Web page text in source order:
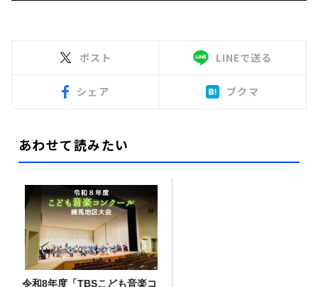
ポスト LINEで送る
シェア ブクマ
あわせて読みたい
令和8年度「TBSこども音楽コ